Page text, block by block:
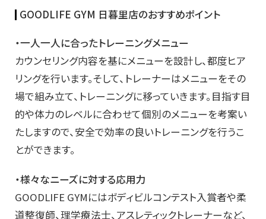
GOODLIFE GYM 日暮里店のおすすめポイント
・一人一人に合ったトレーニングメニュー
カウンセリング内容を基にメニューを設計し、都度ヒア
リングを行います。そして、トレーナーはメニューをその
場で組み立て、トレーニングに移っていきます。目指す目
的や体力のレベルに合わせて個別のメニューを考案い
たしますので、安全で効率の良いトレーニングを行うこ
とができます。
・様々なニーズに対する応用力
GOODLIFE GYMにはボディビルコンテスト入賞者や柔
道整復師、理学療法士、アスレティックトレーナーなど、